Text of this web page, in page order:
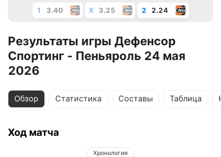
1 3.40 X 3.25 2 2.24
Результаты игры Дефенсор
Спортинг - Пеньяроль 24 мая
2026
Обзор Статистика Составы Таблица
Ход матча
Хронология